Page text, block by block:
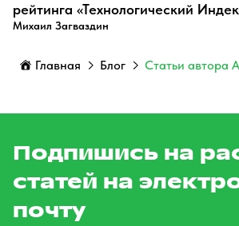
рейтинга «Технологический
Михаил Загваздин
Главная Блог Статьи автора
Подпишись на
статей на
почту